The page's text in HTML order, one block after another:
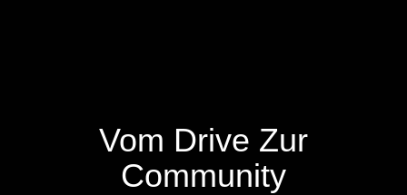
Vom Drive Zur
Community